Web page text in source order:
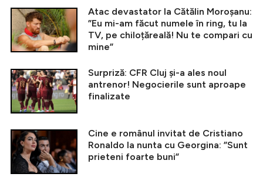
Atac devastator la Cătălin Moroșanu:
”Eu mi-am făcut numele în ring, tu la
TV, pe chiloțăreală! Nu te compari cu
mine”
Surpriză: CFR Cluj și-a ales noul
antrenor! Negocierile sunt aproape
finalizate
Cine e românul invitat de Cristiano
Ronaldo la nunta cu Georgina: ”Sunt
prieteni foarte buni”